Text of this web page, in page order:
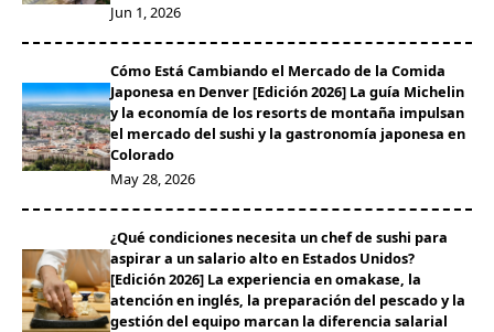
Jun 1, 2026
Cómo Está Cambiando el Mercado de la Comida
Japonesa en Denver [Edición 2026] La guía Michelin
y la economía de los resorts de montaña impulsan
el mercado del sushi y la gastronomía japonesa en
Colorado
May 28, 2026
¿Qué condiciones necesita un chef de sushi para
aspirar a un salario alto en Estados Unidos?
[Edición 2026] La experiencia en omakase, la
atención en inglés, la preparación del pescado y la
gestión del equipo marcan la diferencia salarial